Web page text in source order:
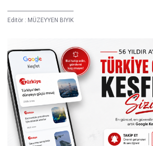
Editör : MÜZEYYEN BIYIK